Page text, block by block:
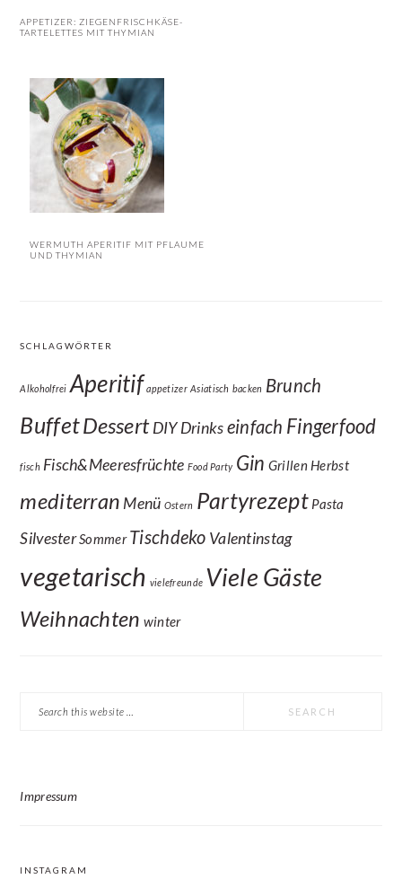
APPETIZER: ZIEGENFRISCHKÄSE-
TARTELETTES MIT THYMIAN
WERMUTH APERITIF MIT PFLAUME
UND THYMIAN
SCHLAGWÖRTER
Alkoholfrei Aperitif appetizer Asiatisch backen Brunch
BuffetDessert DIY Drinkseinfach Fingerfood
fisch Fisch&Meeresfrüchte Food Party Gin Grillen Herbst
mediterran Menü Ostern Partyrezept Pasta
SilvesterSommer Tischdeko Valentinstag
vegetarisch vielefreunde Viele Gäste
Weihnachten winter
Impressum
INSTAGRAM